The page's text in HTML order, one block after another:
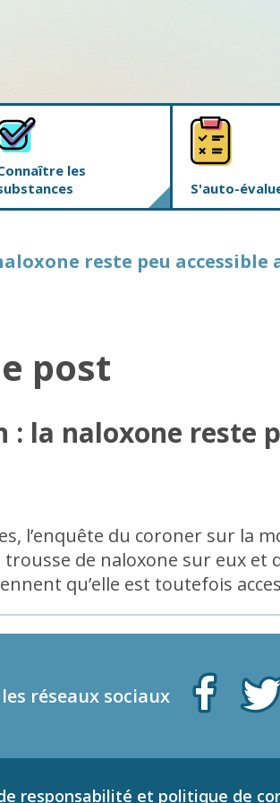
les
S'auto-
reste peu
post
: la naloxone reste
l’enquête du coroner sur la
de naloxone sur eux et
qu’elle est toutefois
réseaux sociaux
responsabilité et politique de